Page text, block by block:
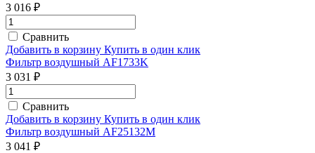
3 016 ₽
Сравнить
Добавить в корзину Купить в один клик
Фильтр воздушный AF1733K
3 031 ₽
Сравнить
Добавить в корзину Купить в один клик
Фильтр воздушный AF25132M
3 041 ₽